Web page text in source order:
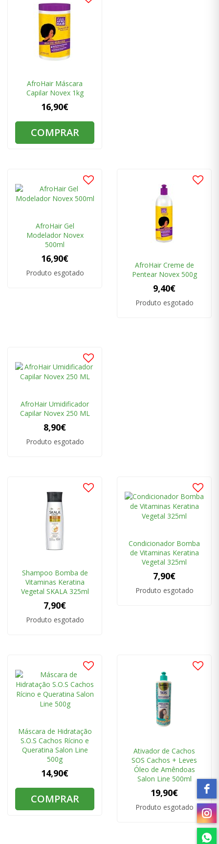
AfroHair Máscara
Capilar Novex 1kg
16,90€
COMPRAR
AfroHair Gel
Modelador Novex
500ml
16,90€
Produto esgotado
AfroHair Creme de
Pentear Novex 500g
9,40€
Produto esgotado
AfroHair Umidificador
Capilar Novex 250 ML
8,90€
Produto esgotado
Shampoo Bomba de
Vitaminas Keratina
Vegetal SKALA 325ml
7,90€
Produto esgotado
Condicionador Bomba
de Vitaminas Keratina
Vegetal 325ml
7,90€
Produto esgotado
Máscara de Hidratação
S.O.S Cachos Rícino e
Queratina Salon Line
500g
14,90€
COMPRAR
Ativador de Cachos
SOS Cachos + Leves
Óleo de Amêndoas
Salon Line 500ml
19,90€
Produto esgotado